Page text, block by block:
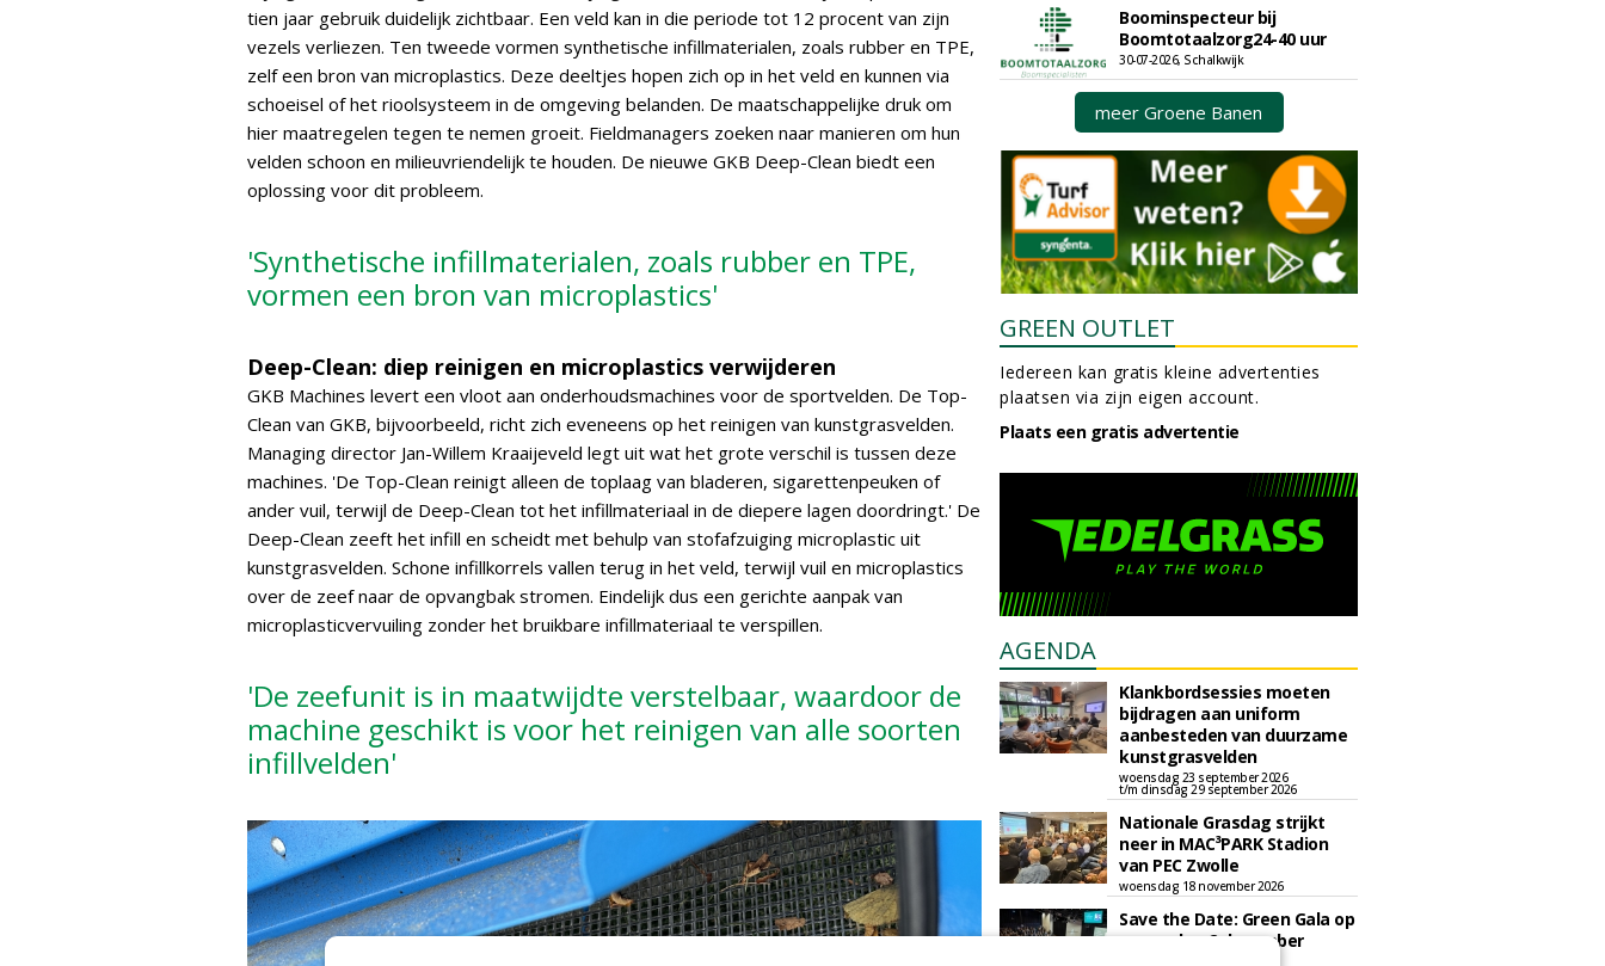
tien jaar gebruik duidelijk zichtbaar. Een veld kan in die periode tot 12 procent van zijn
vezels verliezen. Ten tweede vormen synthetische infillmaterialen, zoals rubber en TPE,
zelf een bron van microplastics. Deze deeltjes hopen zich op in het veld en kunnen via
schoeisel of het rioolsysteem in de omgeving belanden. De maatschappelijke druk om
hier maatregelen tegen te nemen groeit. Fieldmanagers zoeken naar manieren om hun
velden schoon en milieuvriendelijk te houden. De nieuwe GKB Deep-Clean biedt een
oplossing voor dit probleem.
'Synthetische infillmaterialen, zoals rubber en TPE,
vormen een bron van microplastics'
Deep-Clean: diep reinigen en microplastics verwijderen
GKB Machines levert een vloot aan onderhoudsmachines voor de sportvelden. De Top-
Clean van GKB, bijvoorbeeld, richt zich eveneens op het reinigen van kunstgrasvelden.
Managing director Jan-Willem Kraaijeveld legt uit wat het grote verschil is tussen deze
machines. 'De Top-Clean reinigt alleen de toplaag van bladeren, sigarettenpeuken of
ander vuil, terwijl de Deep-Clean tot het infillmateriaal in de diepere lagen doordringt.' De
Deep-Clean zeeft het infill en scheidt met behulp van stofafzuiging microplastic uit
kunstgrasvelden. Schone infillkorrels vallen terug in het veld, terwijl vuil en microplastics
over de zeef naar de opvangbak stromen. Eindelijk dus een gerichte aanpak van
microplasticvervuiling zonder het bruikbare infillmateriaal te verspillen.
'De zeefunit is in maatwijdte verstelbaar, waardoor de
machine geschikt is voor het reinigen van alle soorten
infillvelden'
Boominspecteur bij
Boomtotaalzorg24-40 uur
30-07-2026, Schalkwijk
meer Groene Banen
GREEN OUTLET
Iedereen kan gratis kleine advertenties
plaatsen via zijn eigen account.
Plaats een gratis advertentie
AGENDA
Klankbordsessies moeten
bijdragen aan uniform
aanbesteden van duurzame
kunstgrasvelden
woensdag 23 september 2026
t/m dinsdag 29 september 2026
Nationale Grasdag strijkt
neer in MAC³PARK Stadion
van PEC Zwolle
woensdag 18 november 2026
Save the Date: Green Gala op
woensdag 2 december